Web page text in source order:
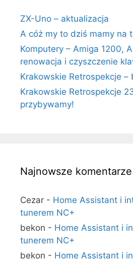
ZX-Uno – aktualizacja
A cóż my to dziś mamy na
Komputery – Amiga 1200,
renowacja i czyszczenie
Krakowskie Retrospekcje –
Krakowskie Retrospekcje
przybywamy!
Najnowsze komentarze
Cezar - Home Assistant i
tunerem NC+
bekon - Home Assistant i
tunerem NC+
bekon - Home Assistant i